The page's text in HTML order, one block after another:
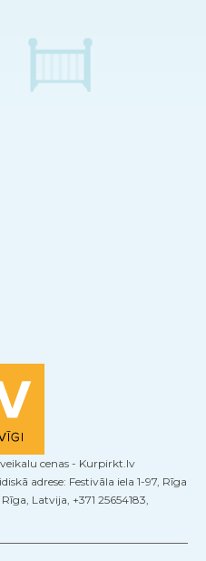
adrese: Festivāla iela 1-97, Rīga
Latvija, +371 25654183,